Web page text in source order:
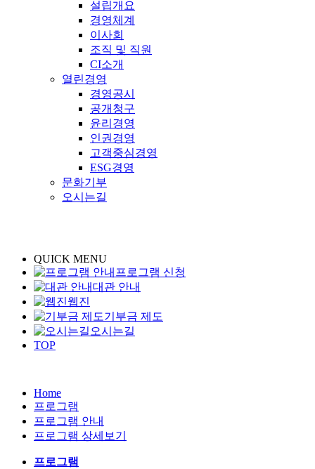
설립개요
경영체계
이사회
조직 및 직원
CI소개
열린경영
경영공시
공개청구
윤리경영
인권경영
고객중심경영
ESG경영
문화기부
오시는길
QUICK MENU
프로그램 신청
대관 안내
웹진
기부금 제도
오시는길
TOP
Home
프로그램
프로그램 안내
프로그램 상세보기
프로그램